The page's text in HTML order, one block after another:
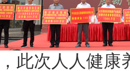
次人人健康